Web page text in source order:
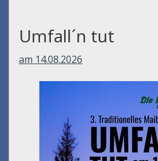
Umfall´n tut
am 14.08.2026